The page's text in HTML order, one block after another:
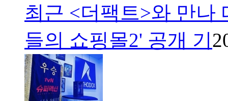
최근 <더팩트>와 만나
들의 쇼핑몰2' 공개 기